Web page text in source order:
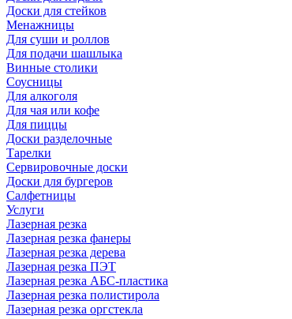
Доски для стейков
Менажницы
Для суши и роллов
Для подачи шашлыка
Винные столики
Соусницы
Для алкоголя
Для чая или кофе
Для пиццы
Доски разделочные
Тарелки
Сервировочные доски
Доски для бургеров
Салфетницы
Услуги
Лазерная резка
Лазерная резка фанеры
Лазерная резка дерева
Лазерная резка ПЭТ
Лазерная резка АБС-пластика
Лазерная резка полистирола
Лазерная резка оргстекла